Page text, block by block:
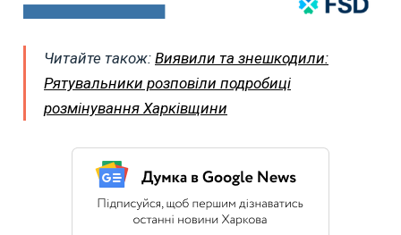
Читайте також: Виявили та знешкодили:
Рятувальники розповіли подробиці
розмінування Харківщини